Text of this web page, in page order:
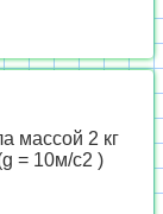
массой 2 кг
= 10м/с2 )